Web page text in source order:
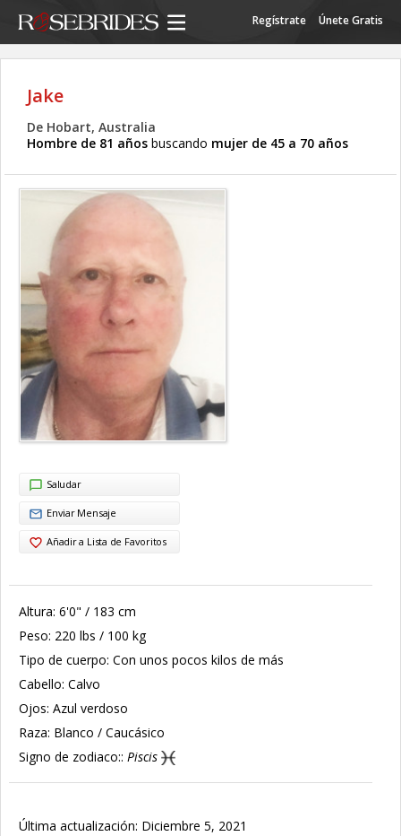
Regístrate Únete Gratis
Jake
De Hobart, Australia
Hombre de 81 años buscando mujer de 45 a 70 años
Saludar
Enviar Mensaje
Añadir a Lista de Favoritos
Altura: 6'0" / 183 cm
Peso: 220 lbs / 100 kg
Tipo de cuerpo: Con unos pocos kilos de más
Cabello: Calvo
Ojos: Azul verdoso
Raza: Blanco / Caucásico
Signo de zodiaco:: Piscis
Última actualización: Diciembre 5, 2021